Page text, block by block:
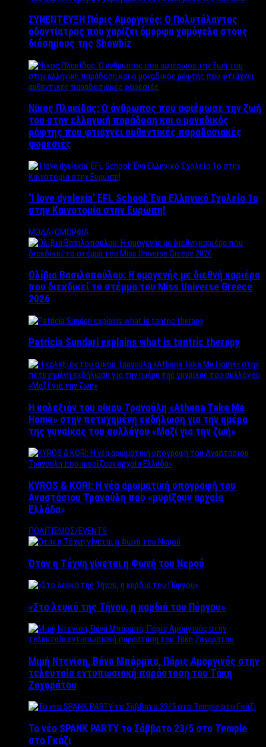
ΣΥΝΕΝΤΕΥΞΗ Πάρις Αμοργινός: O Πολυτάλαντος
οδοντίατρος που χαρίζει όμορφα χαμόγελα στους
διάσημους της Showbiz
Νίκος Πλακίδας: O άνθρωπος που αφιέρωσε την ζωή
του στην ελληνική παράδοση και ο μοναδικός
ράφτης που φτιάχνει αυθεντικές παραδοσιακές
φορεσιές
‘Ι love dyslexia’ EFL School: Ένα Ελληνικό Σχολείo 1ο
στην Καινοτομία στην Ευρώπη!
ΜΟΔΑ/ΟΜΟΡΦΙΑ
Ολίβια Βασιλοπούλου: Η ομογενής με διεθνή καριέρα
που διεκδικεί το στέμμα του Miss Universe Greece
2026
Patricia Sundari explains what is tantric therapy
Η κολεξιόν του οίκου Τρανούλη «Athena Take Me
Home» στην πετυχημένη εκδήλωση για την ημέρα
της γυναίκας του συλλόγου «Μαζί για την ζωή»
KYROS & KORI: Η νέα αρωματική υπογραφή του
Αναστάσιου Τρανούλη που «μυρίζουν αρχαία
Ελλάδα»
ΠΟΛΙΤΙΣΜΟΣ/EVENTS
Όταν η Τέχνη γίνεται η Φωνή του Νερού
«Στο λευκό της Τήνου, η καρδιά του Πύργου»
Μιμή Ντενίση, Βάνα Μπάρμπα, Πάρις Αμοργινός στην
τελευταία εντυπωσιακή παράσταση του Τάκη
Ζαχαράτου
Το νέο SPANK PARTY το Σάββατο 23/5 στο Temple
στο Γκάζι